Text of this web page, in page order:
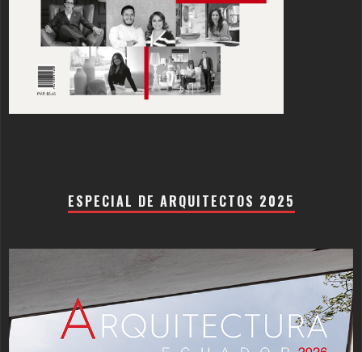
ESPECIAL DE ARQUITECTOS 2025